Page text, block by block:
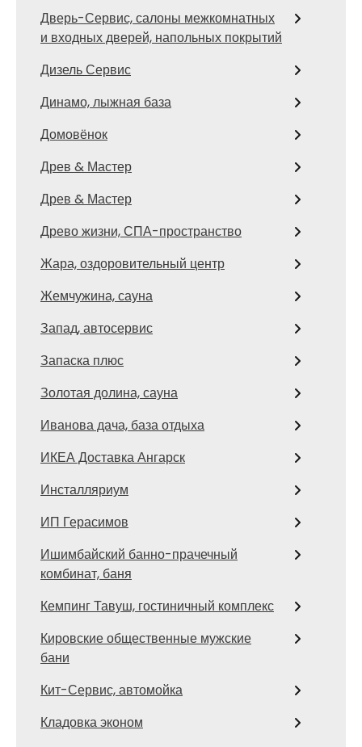
Дверь-Сервис, салоны межкомнатных
и входных дверей, напольных покрытий
Дизель Сервис
Динамо, лыжная база
Домовёнок
Древ & Мастер
Древ & Мастер
Древо жизни, СПА-пространство
Жара, оздоровительный центр
Жемчужина, сауна
Запад, автосервис
Запаска плюс
Золотая долина, сауна
Иванова дача, база отдыха
ИКЕА Доставка Ангарск
Инсталляриум
ИП Герасимов
Ишимбайский банно-прачечный
комбинат, баня
Кемпинг Тавуш, гостиничный комплекс
Кировские общественные мужские
бани
Кит-Сервис, автомойка
Кладовка эконом